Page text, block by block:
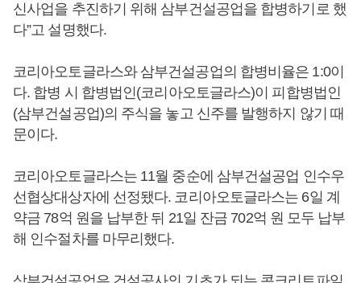
신사업을 추진하기 위해 삼부건설공업을 합병하기로 했
다”고 설명했다.
코리아오토글라스와 삼부건설공업의 합병비율은 1:0이
다. 합병 시 합병법인(코리아오토글라스)이 피합병법인
(삼부건설공업)의 주식을 놓고 신주를 발행하지 않기 때
문이다.
코리아오토글라스는 11월 중순에 삼부건설공업 인수우
선협상대상자에 선정됐다. 코리아오토글라스는 6일 계
약금 78억 원을 납부한 뒤 21일 잔금 702억 원 모두 납부
해 인수절차를 마무리했다.